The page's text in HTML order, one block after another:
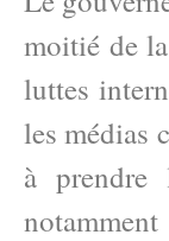
moitié de
luttes
les médias
à prendre